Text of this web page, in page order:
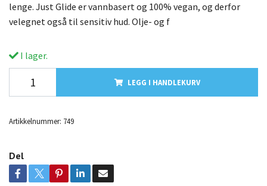
lenge. Just Glide er vannbasert og 100% vegan, og derfor
velegnet også til sensitiv hud. Olje- og f
I lager.
LEGG I HANDLEKURV
Artikkelnummer: 749
Del